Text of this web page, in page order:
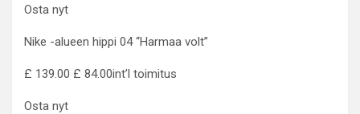
Osta nyt
Nike -alueen hippi 04 “Harmaa volt”
£ 139.00 £ 84.00int’l toimitus
Osta nyt